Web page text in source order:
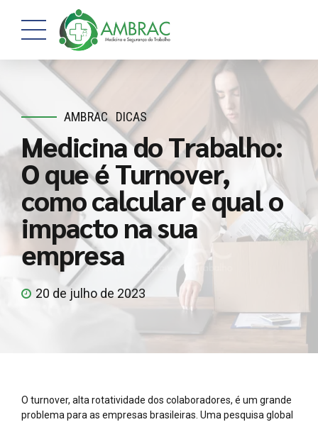
AMBRAC DICAS
Medicina do Trabalho:
O que é Turnover,
como calcular e qual o
impacto na sua
empresa
20 de julho de 2023
O turnover, alta rotatividade dos colaboradores, é um grande
problema para as empresas brasileiras. Uma pesquisa global